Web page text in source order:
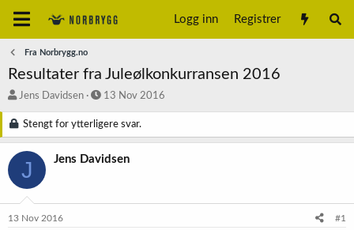
Logg inn Registrer
Fra Norbrygg.no
Resultater fra Juleølkonkurransen 2016
T
å
d
s
e
Jens Davidsen
S
a
r
t
d
13 Nov 2016
Stengt for ytterligere svar.
J Jens Davidsen
13 Nov 2016 #1